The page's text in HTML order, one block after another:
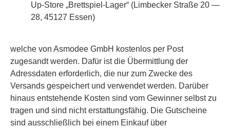
Up-Store „Brettspiel-Lager“ (Limbecker Straße 20 —
28, 45127 Essen)
welche von Asmodee GmbH kostenlos per Post
zugesandt werden. Dafür ist die Übermittlung der
Adressdaten erforderlich, die nur zum Zwecke des
Versands gespeichert und verwendet werden. Darüber
hinaus entstehende Kosten sind vom Gewinner selbst zu
tragen und sind nicht erstattungsfähig. Die Gutscheine
sind ausschließlich bei einem Einkauf über